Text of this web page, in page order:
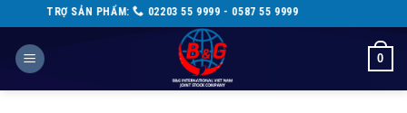
to
content
SẢN PHẨM: 02203 55 9999 - 0587 55 9999
0